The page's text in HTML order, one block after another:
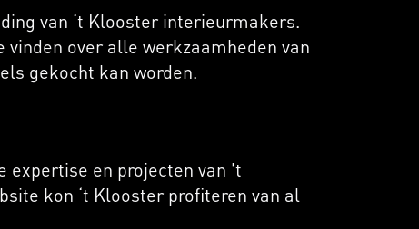
van ‘t Klooster interieurmakers.
over alle werkzaamheden van
gekocht kan worden.
expertise en projecten van 't
kon ‘t Klooster profiteren van al